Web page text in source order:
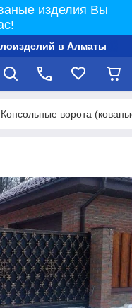
изделия Вы
в Алматы
Консольные ворота